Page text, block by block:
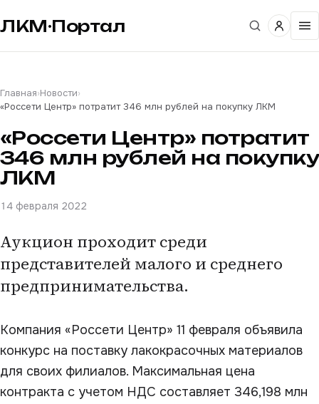
ЛКМ·Портал
Главная›Новости›
«Россети Центр» потратит 346 млн рублей на покупку ЛКМ
«Россети Центр» потратит
346 млн рублей на покупку
ЛКМ
14 февраля 2022
Аукцион проходит среди
представителей малого и среднего
предпринимательства.
Компания «Россети Центр» 11 февраля объявила
конкурс на поставку лакокрасочных материалов
для своих филиалов. Максимальная цена
контракта с учетом НДС составляет 346,198 млн